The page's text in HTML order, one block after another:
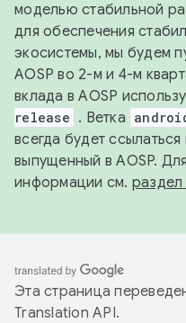
моделью стабильной
для обеспечения
экосистемы, мы будем
AOSP во 2-м и 4-м
вклада в AOSP
release . Ветка
всегда будет
выпущенный в AOSP.
информации см. раздел
Эта страница
Translation API.